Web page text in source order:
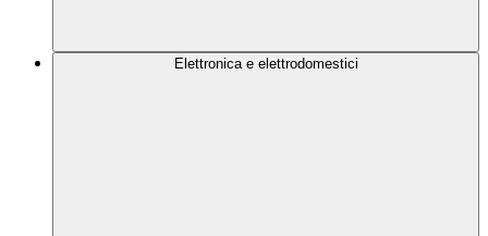
Elettronica e elettrodomestici